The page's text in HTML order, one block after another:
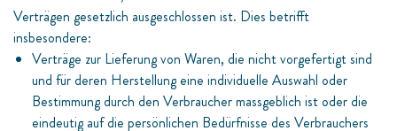
Verträgen gesetzlich ausgeschlossen ist. Dies betrifft
insbesondere:
Verträge zur Lieferung von Waren, die nicht vorgefertigt sind
und für deren Herstellung eine individuelle Auswahl oder
Bestimmung durch den Verbraucher massgeblich ist oder die
eindeutig auf die persönlichen Bedürfnisse des Verbrauchers